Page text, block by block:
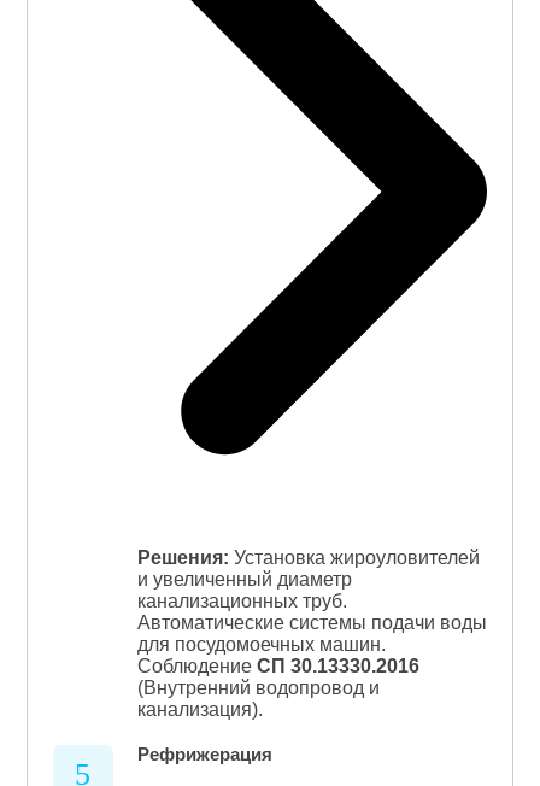
Решения: Установка жироуловителей
и увеличенный диаметр
канализационных труб.
Автоматические системы подачи воды
для посудомоечных машин.
Соблюдение СП 30.13330.2016
(Внутренний водопровод и
канализация).
5
Рефрижерация